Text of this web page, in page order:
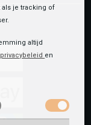
als je tracking of
altijd
privacybeleid en